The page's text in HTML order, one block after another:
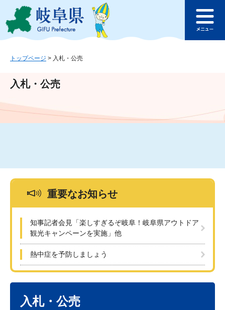
ジ
ュ
文
このページの本文へ
ュ
トップページ > 入札・公売
入札・公売
重要なお知らせ
知事記者会見「楽しすぎるぞ岐阜！岐阜県アウトドア
観光キャンペーンを実施」他
熱中症を予防しましょう
入札・公売